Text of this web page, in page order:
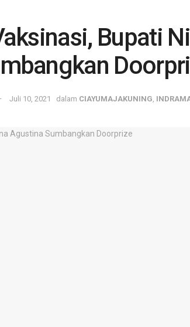
Bupati
Juli 10, 2021 dalam CIAYUMAJAKUNING,